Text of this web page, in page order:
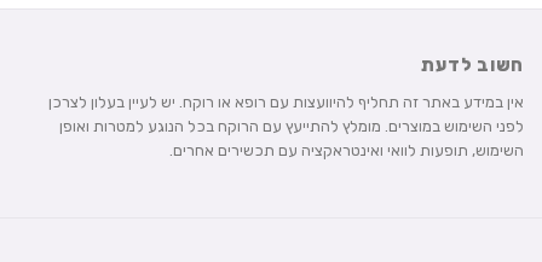
חשוב לדעת
אין במידע באתר זה תחליף להיוועצות עם רופא או רוקח. יש לעיין בעלון לצרכן
לפני השימוש במוצרים. מומלץ להתייעץ עם הרוקח בכל הנוגע למטרות ואופן
השימוש, תופעות לוואי ואינטראקציה עם תכשירים אחרים.